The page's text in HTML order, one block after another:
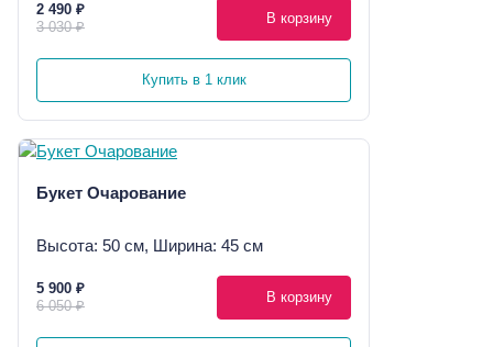
2 490 ₽
3 030 ₽
В корзину
Купить в 1 клик
Букет Очарование
Высота: 50 см, Ширина: 45 см
5 900 ₽
6 050 ₽
В корзину